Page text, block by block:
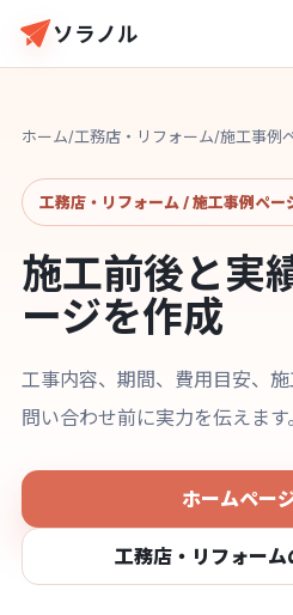
ソラノル
ホーム/工務店・リフォーム/施工事例
工務店・リフォーム / 施工事例ペー
施工前後と実
ージを作成
工事内容、期間、費用目安、施
問い合わせ前に実力を伝えます。
ホームペー
工務店・リフォーム